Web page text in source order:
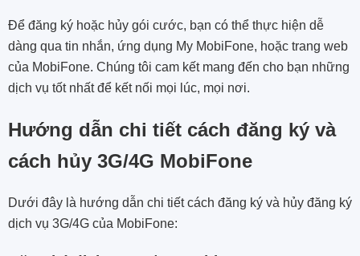
Để đăng ký hoặc hủy gói cước, bạn có thể thực hiện dễ
dàng qua tin nhắn, ứng dụng My MobiFone, hoặc trang web
của MobiFone. Chúng tôi cam kết mang đến cho bạn những
dịch vụ tốt nhất để kết nối mọi lúc, mọi nơi.
Hướng dẫn chi tiết cách đăng ký và
cách hủy 3G/4G MobiFone
Dưới đây là hướng dẫn chi tiết cách đăng ký và hủy đăng ký
dịch vụ 3G/4G của MobiFone: